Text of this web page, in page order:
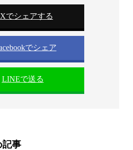
Xでシェアする
でシェア
LINEで送る
記事